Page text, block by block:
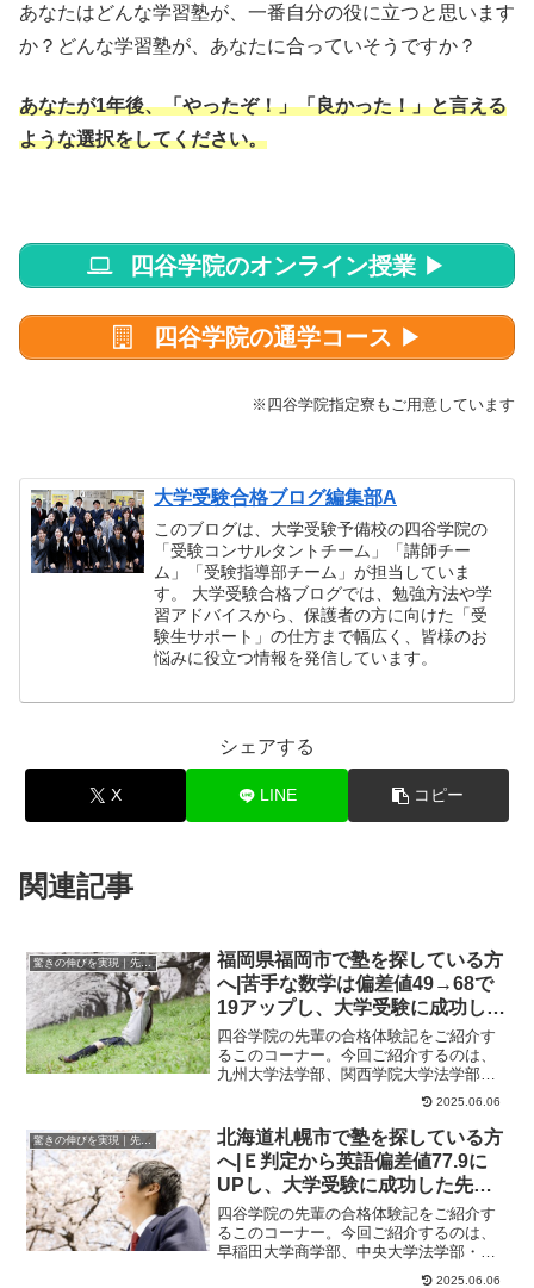
あなたはどんな学習塾が、一番自分の役に立つと思います
か？どんな学習塾が、あなたに合っていそうですか？
あなたが1年後、「やったぞ！」「良かった！」と言える
ような選択をしてください。
四谷学院のオンライン授業 ▶
四谷学院の通学コース ▶
※四谷学院指定寮もご用意しています
大学受験合格ブログ編集部A
このブログは、大学受験予備校の四谷学院の
「受験コンサルタントチーム」「講師チー
ム」「受験指導部チーム」が担当していま
す。 大学受験合格ブログでは、勉強方法や学
習アドバイスから、保護者の方に向けた「受
験生サポート」の仕方まで幅広く、皆様のお
悩みに役立つ情報を発信しています。
シェアする
X LINE コピー
関連記事
驚きの伸びを実現｜先輩列伝
福岡県福岡市で塾を探している方
へ|苦手な数学は偏差値49→68で
19アップし、大学受験に成功した
先輩にインタビュー！大学受験予
備校四谷学院
四谷学院の先輩の合格体験記をご紹介す
るこのコーナー。今回ご紹介するのは、
九州大学法学部、関西学院大学法学部に
合格したさんのストーリーです。きっか
2025.06.06
驚きの伸びを実現｜先輩列伝
北海道札幌市で塾を探している方
へ|Ｅ判定から英語偏差値77.9に
UPし、大学受験に成功した先輩
にインタビュー！大学受験予備校
四谷学院
四谷学院の先輩の合格体験記をご紹介す
るこのコーナー。今回ご紹介するのは、
早稲田大学商学部、中央大学法学部・経
済学部、青山学院大学経営学部、明治大
2025.06.06